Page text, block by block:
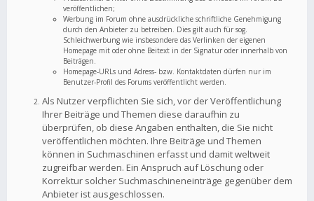
veröffentlichen;
Werbung im Forum ohne ausdrückliche schriftliche Genehmigung
durch den Anbieter zu betreiben. Dies gilt auch für sog.
Schleichwerbung wie insbesondere das Verlinken der eigenen
Homepage mit oder ohne Beitext in der Signatur oder innerhalb von
Beiträgen.
Homepage-URLs und Adress- bzw. Kontaktdaten dürfen nur im
Benutzer-Profil des Forums veröffentlicht werden.
Als Nutzer verpflichten Sie sich, vor der Veröffentlichung
Ihrer Beiträge und Themen diese daraufhin zu
überprüfen, ob diese Angaben enthalten, die Sie nicht
veröffentlichen möchten. Ihre Beiträge und Themen
können in Suchmaschinen erfasst und damit weltweit
zugreifbar werden. Ein Anspruch auf Löschung oder
Korrektur solcher Suchmaschineneinträge gegenüber dem
Anbieter ist ausgeschlossen.